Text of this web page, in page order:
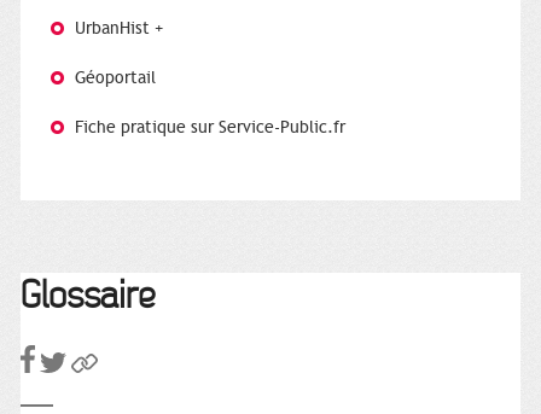
UrbanHist +
Géoportail
Fiche pratique sur Service-Public.fr
Glossaire